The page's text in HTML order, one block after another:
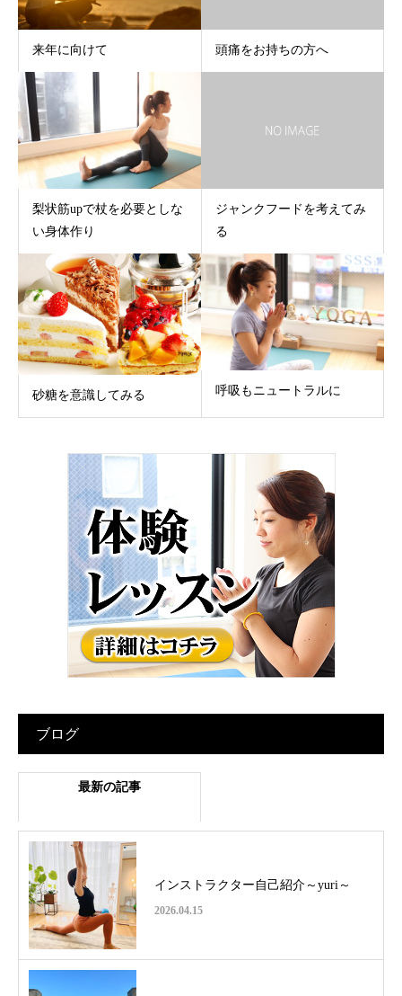
来年に向けて 頭痛をお持ちの方へ
梨状筋upで杖を必要としな
い身体作り
ジャンクフードを考えてみ
る
砂糖を意識してみる 呼吸もニュートラルに
ブログ
最新の記事
インストラクター自己紹介～yuri～
2026.04.15